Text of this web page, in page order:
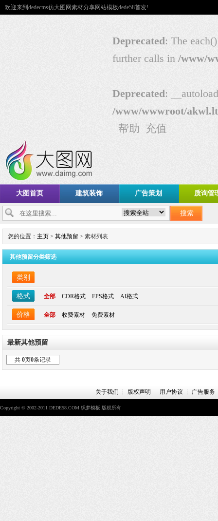
欢迎来到dedecms仿大图网素材分享网站模板dede58首发!
Deprecated: The
further calls in /www/
Deprecated:
/www/wwwroot/
帮助 充值
大图首页 建筑装饰 广告策划 质询管
您的位置： 主页 > 其他预留 > 素材列表
其他预留分类筛选
类别
格式 全部 CDR格式 EPS格式 AI格式
价格 全部 收费素材 免费素材
最新其他预留
共 0页0条记录
关于我们 ┆ 版权声明 ┆ 用户协议 ┆ 广告服务
Copyright © 2002-2011 DEDE58.COM 织梦模板 版权所有